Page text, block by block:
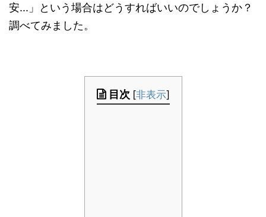
安...」という場合はどうすればいいのでしょうか？
調べてみました。
目次 [非表示]